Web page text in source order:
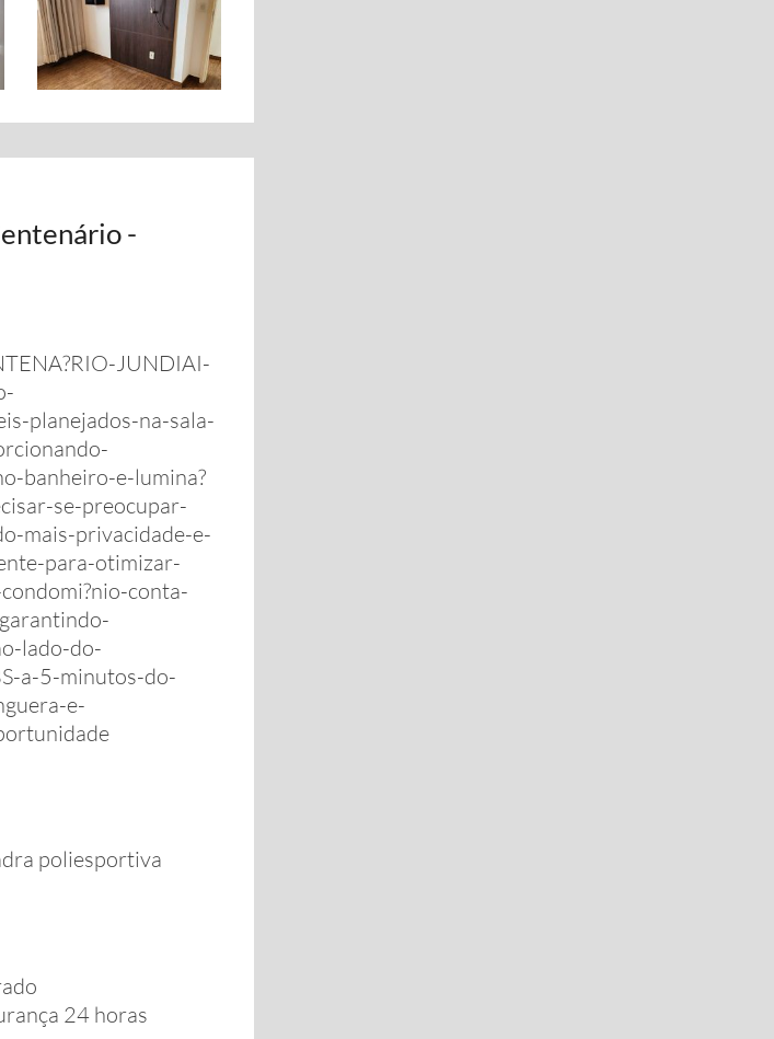
-
JUNDIAI-
planejados-na-sala-
banheiro-e-lumina?
se-preocupar-
mais-privacidade-e-
para-otimizar-
conta-
lado-do-
a-5-minutos-do-
e-
poliesportiva
24 horas